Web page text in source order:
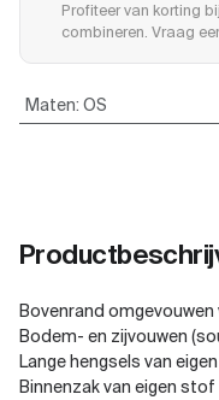
Profiteer van korting
combineren. Vraag
Maten: OS
Bovenrand
Bodem- en zijvouwen
Lange hengsels van
Binnenzak van eigen stof